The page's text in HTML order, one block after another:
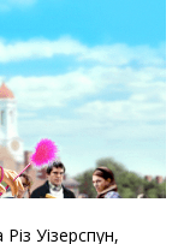
Уізерспун,